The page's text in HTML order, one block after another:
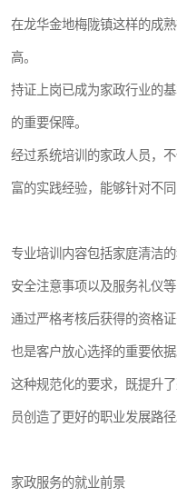
在龙华金地梅陇镇这样的成
高。
持证上岗已成为家政行业的
的重要保障。
经过系统培训的家政人员，
富的实践经验，能够针对不
专业培训内容包括家庭清洁
安全注意事项以及服务礼仪等
通过严格考核后获得的资格
也是客户放心选择的重要依据
这种规范化的要求，既提升
员创造了更好的职业发展路径
家政服务的就业前景